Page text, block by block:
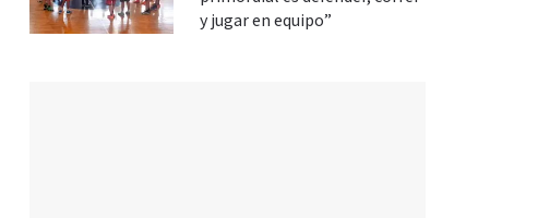
y jugar en equipo”